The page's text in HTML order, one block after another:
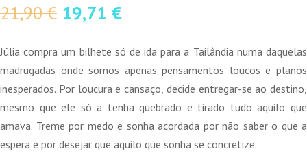
21,90€ O
original
era:
21,90 €.
19,71 €O
atual
é:
19,71 €.
Júlia compra um bilhete só de ida para a Tailândia numa daquelas
madrugadas onde somos apenas pensamentos loucos e planos
inesperados. Por loucura e cansaço, decide entregar-se ao destino,
mesmo que ele só a tenha quebrado e tirado tudo aquilo que
amava. Treme por medo e sonha acordada por não saber o que a
espera e por desejar que aquilo que sonha se concretize.